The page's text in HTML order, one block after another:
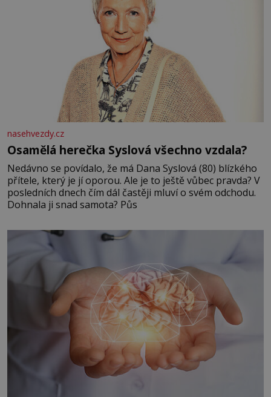
nasehvezdy.cz
Osamělá herečka Syslová všechno vzdala?
Nedávno se povídalo, že má Dana Syslová (80) blízkého
přítele, který je jí oporou. Ale je to ještě vůbec pravda? V
posledních dnech čím dál častěji mluví o svém odchodu.
Dohnala ji snad samota? Půs